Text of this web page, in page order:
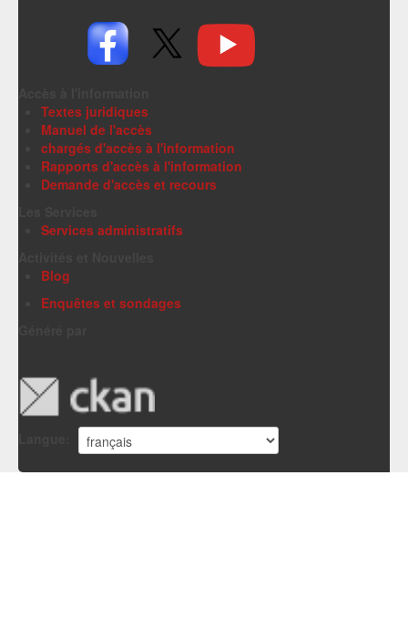
Textes juridiques
Manuel de l'accès
chargés d'accès à l'information
Rapports d'accès à l'information
Demande d'accès et recours
Services administratifs
Blog
Enquêtes et sondages